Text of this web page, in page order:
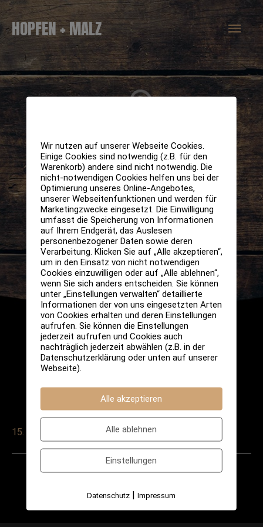
Zum
Inhalt
springen
HOPFEN + MALZ
15. Januar 2025
Veranstaltung
Veranstaltung
Wir nutzen auf unserer Webseite Cookies.
Einige Cookies sind notwendig (z.B. für den
Warenkorb) andere sind nicht notwendig. Die
nicht-notwendigen Cookies helfen uns bei der
Optimierung unseres Online-Angebotes,
unserer Webseitenfunktionen und werden für
Marketingzwecke eingesetzt. Die Einwilligung
umfasst die Speicherung von Informationen
auf Ihrem Endgerät, das Auslesen
personenbezogener Daten sowie deren
Verarbeitung. Klicken Sie auf „Alle akzeptieren“,
um in den Einsatz von nicht notwendigen
Cookies einzuwilligen oder auf „Alle ablehnen“,
wenn Sie sich anders entscheiden. Sie können
unter „Einstellungen verwalten“ detaillierte
Informationen der von uns eingesetzten Arten
von Cookies erhalten und deren Einstellungen
aufrufen. Sie können die Einstellungen
jederzeit aufrufen und Cookies auch
nachträglich jederzeit abwählen (z.B. in der
Datenschutzerklärung oder unten auf unserer
Webseite).
Alle akzeptieren
Alle ablehnen
Einstellungen
Datenschutz |Impressum